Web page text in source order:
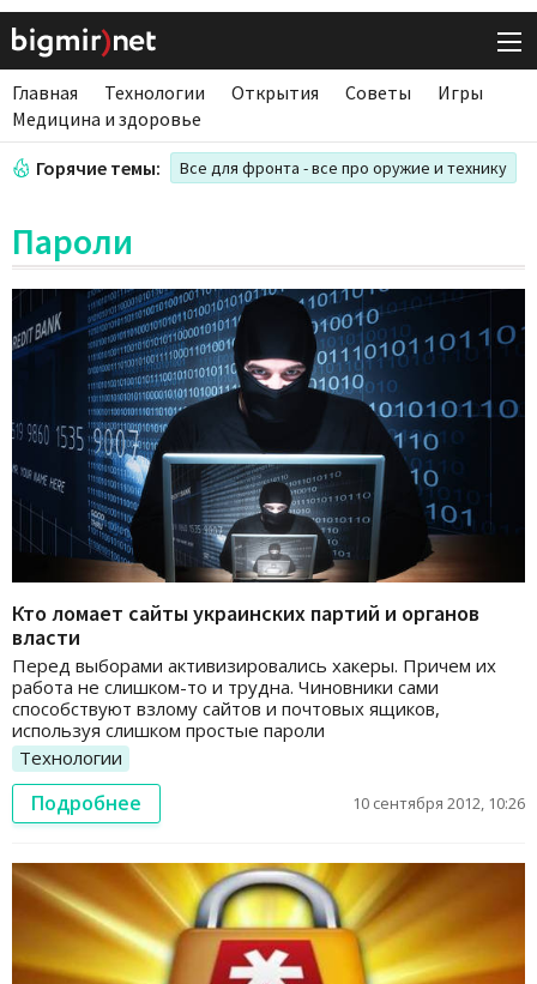
Главная Технологии Открытия Советы
Игры
Медицина и здоровье
Горячие темы: Все для фронта - все про оружие и технику
Пароли
Кто ломает сайты украинских партий и органов
власти
Перед выборами активизировались хакеры. Причем их
работа не слишком-то и трудна. Чиновники сами
способствуют взлому сайтов и почтовых ящиков,
используя слишком простые пароли
Технологии
Подробнее 10 сентября 2012, 10:26